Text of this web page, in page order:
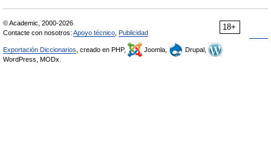
18+
© Academic, 2000-2026
Contacte con nosotros: Apoyo técnico Publicidad
Exportación Diccionarios , creado en PHP, Joomla,
Drupal,
WordPress, MODx.